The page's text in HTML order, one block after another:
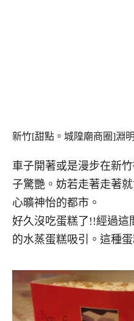
新竹[甜點。城隍廟商圈]淵
車子開著或是漫步在新
子驚艷。妨若走著走著
心曠神怡的都市。
好久沒吃蛋糕了!!經過這
的水蒸蛋糕吸引。這種